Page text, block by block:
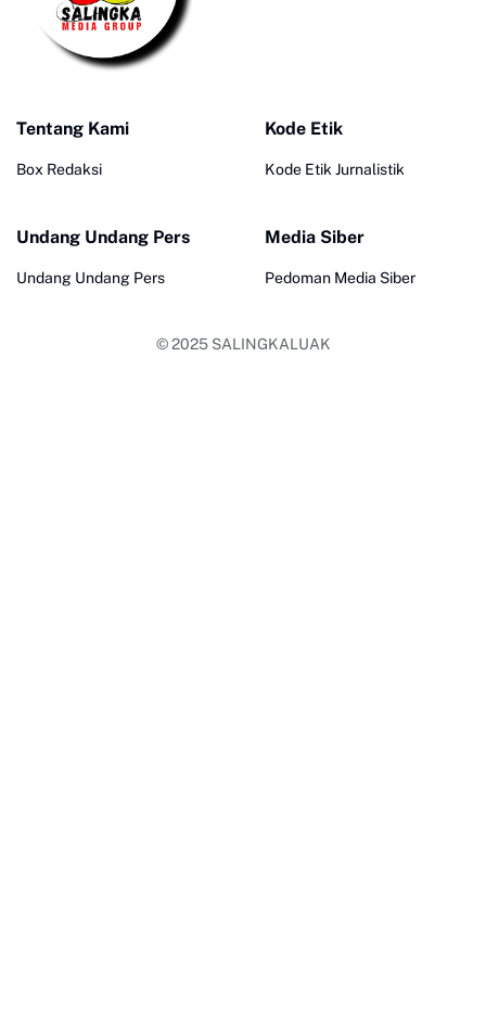
Tentang Kami
Box Redaksi
Kode Etik
Kode Etik Jurnalistik
Undang Undang Pers
Undang Undang Pers
Media Siber
Pedoman Media Siber
© 2025 SALINGKALUAK